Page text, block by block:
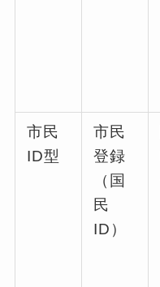
市民
ID型
市民
登録
（国
民
ID）